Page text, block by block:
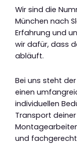
Wir sind die
München nach
Erfahrung und
wir dafür, dass
abläuft.
Bei uns steht
einen
individuellen
Transport deiner
und